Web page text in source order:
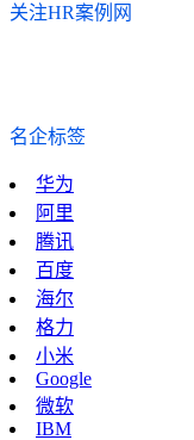
关注HR案例网
名企标签
华为
阿里
腾讯
百度
海尔
格力
小米
Google
微软
IBM